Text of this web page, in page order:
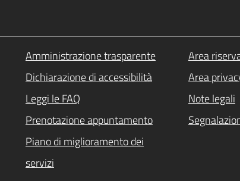
Amministrazione trasparente
Area
Dichiarazione di accessibilità
Area
Leggi le FAQ
Note legali
Prenotazione appuntamento
Piano di miglioramento dei
servizi